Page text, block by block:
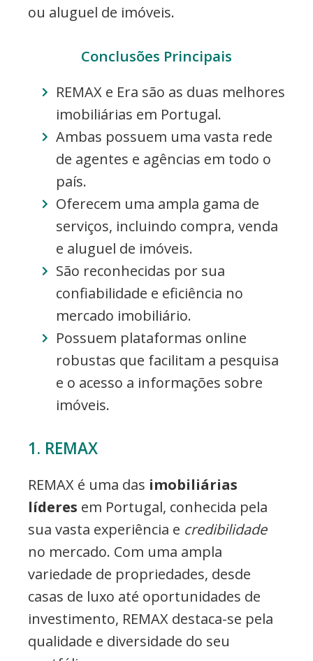
ou aluguel de imóveis.
Conclusões Principais
REMAX e Era são as duas melhores
imobiliárias em Portugal.
Ambas possuem uma vasta rede
de agentes e agências em todo o
país.
Oferecem uma ampla gama de
serviços, incluindo compra, venda
e aluguel de imóveis.
São reconhecidas por sua
confiabilidade e eficiência no
mercado imobiliário.
Possuem plataformas online
robustas que facilitam a pesquisa
e o acesso a informações sobre
imóveis.
1. REMAX
REMAX é uma das imobiliárias
líderes em Portugal, conhecida pela
sua vasta experiência e credibilidade
no mercado. Com uma ampla
variedade de propriedades, desde
casas de luxo até oportunidades de
investimento, REMAX destaca-se pela
qualidade e diversidade do seu